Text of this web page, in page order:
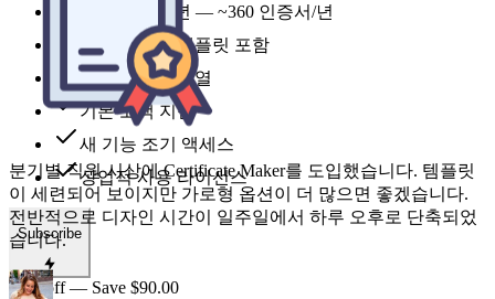
1,800 credits 년 — ~360 인증서/년
모든 스타일 템플릿 포함
우선 생성 대기열
기본 고객 지원
새 기능 조기 액세스
상업적 사용 라이선스
Subscribe
50% off — Save $90.00
분기별 직원 시상에 Certificate Maker를 도입했습니다. 템플릿
이 세련되어 보이지만 가로형 옵션이 더 많으면 좋겠습니다.
전반적으로 디자인 시간이 일주일에서 하루 오후로 단축되었
습니다.
Lena Ortiz
중견 IT기업 인사부장